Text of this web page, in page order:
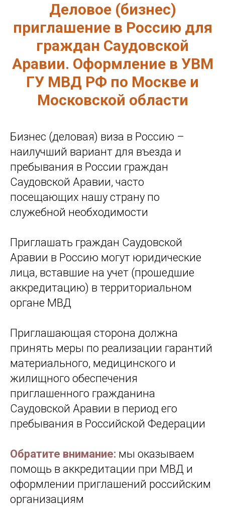
Деловое (бизнес)
приглашение в Россию для
граждан Саудовской
Аравии. Оформление в УВМ
ГУ МВД РФ по Москве и
Московской области
Бизнес (деловая) виза в Россию –
наилучший вариант для въезда и
пребывания в России граждан
Саудовской Аравии, часто
посещающих нашу страну по
служебной необходимости
Приглашать граждан Саудовской
Аравии в Россию могут юридические
лица, вставшие на учет (прошедшие
аккредитацию) в территориальном
органе МВД
Приглашающая сторона должна
принять меры по реализации гарантий
материального, медицинского и
жилищного обеспечения
приглашенного гражданина
Саудовской Аравии в период его
пребывания в Российской Федерации
Обратите внимание: мы оказываем
помощь в аккредитации при МВД и
оформлении приглашений российским
организациям